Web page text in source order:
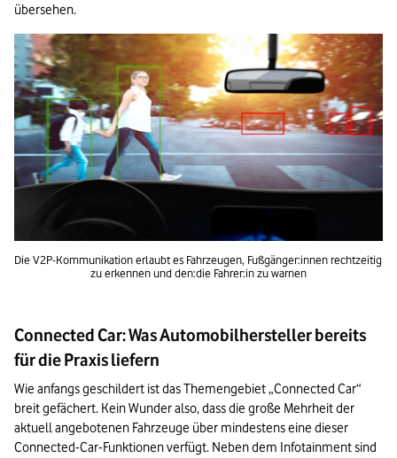
übersehen.
Die V2P-Kommunikation erlaubt es Fahrzeugen, Fußgänger:innen rechtzeitig
zu erkennen und den:die Fahrer:in zu warnen
Connected Car: Was Automobilhersteller bereits
für die Praxis liefern
Wie anfangs geschildert ist das Themengebiet „Connected Car“
breit gefächert. Kein Wunder also, dass die große Mehrheit der
aktuell angebotenen Fahrzeuge über mindestens eine dieser
Connected-Car-Funktionen verfügt. Neben dem Infotainment sind